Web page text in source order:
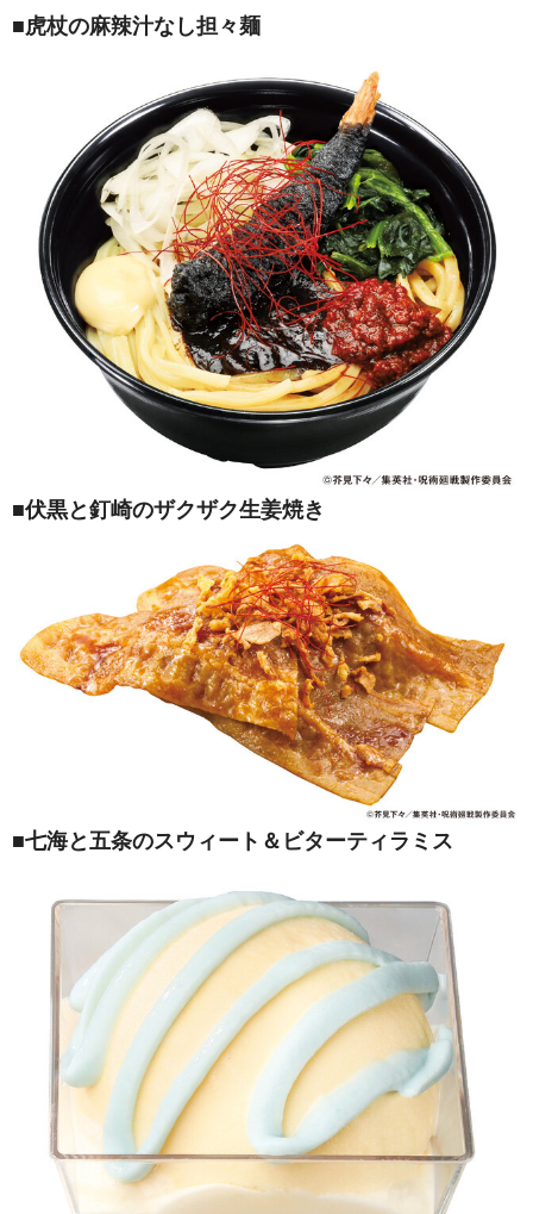
■虎杖の麻辣汁なし担々麺
■伏黒と釘崎のザクザク生姜焼き
■七海と五条のスウィート＆ビターティラミス